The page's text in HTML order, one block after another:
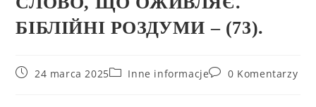
БІБЛІЙНІ РОЗДУМИ – (73).
24 marca 2025 Inne informacje 0 Komentarzy